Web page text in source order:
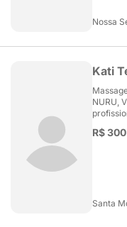
Nossa
Kati
NURU,
R$ 300
Santa